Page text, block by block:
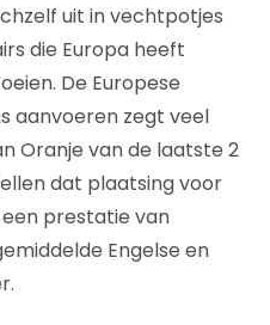
uit in vechtpotjes
die Europa heeft
De Europese
aanvoeren zegt veel
Oranje van de laatste 2
dat plaatsing voor
prestatie van
Engelse en